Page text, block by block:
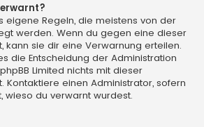
eigene Regeln, die meistens von der
werden. Wenn du gegen eine dieser
kann sie dir eine Verwarnung erteilen.
die Entscheidung der Administration
Limited nichts mit dieser
Kontaktiere einen Administrator, sofern
wieso du verwarnt wurdest.